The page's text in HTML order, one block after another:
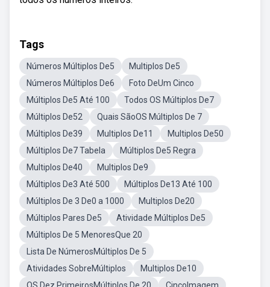
Tags
Números Múltiplos De5
Multiplos De5
Números Múltiplos De6
Foto DeUm Cinco
Múltiplos De5 Até 100
Todos OS Múltiplos De7
Múltiplos De52
Quais SãoOS Múltiplos De 7
Múltiplos De39
Multiplos De11
Multiplos De50
Múltiplos De7 Tabela
Múltiplos De5 Regra
Multiplos De40
Multiplos De9
Múltiplos De3 Até 500
Múltiplos De13 Até 100
Múltiplos De 3 De0 a 1000
Multiplos De20
Múltiplos Pares De5
Atividade Múltiplos De5
Múltiplos De 5 MenoresQue 20
Lista De NúmerosMúltiplos De 5
Atividades SobreMúltiplos
Multiplos De10